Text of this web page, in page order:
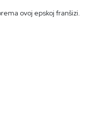
ovoj epskoj franšizi.